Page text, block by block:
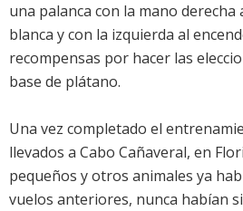
una palanca con la mano derecha
blanca y con la izquierda al
recompensas por hacer las
base de plátano.
Una vez completado el
llevados a Cabo Cañaveral, en
pequeños y otros animales ya
vuelos anteriores, nunca habían